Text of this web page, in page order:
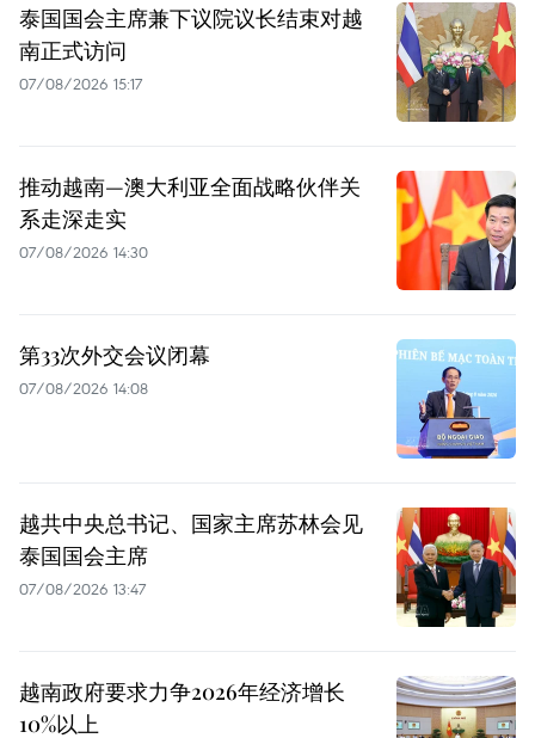
泰国国会主席兼下议院议长结束对越
南正式访问
07/08/2026 15:17
推动越南—澳大利亚全面战略伙伴关
系走深走实
07/08/2026 14:30
第33次外交会议闭幕
07/08/2026 14:08
越共中央总书记、国家主席苏林会见
泰国国会主席
07/08/2026 13:47
越南政府要求力争2026年经济增长
10%以上